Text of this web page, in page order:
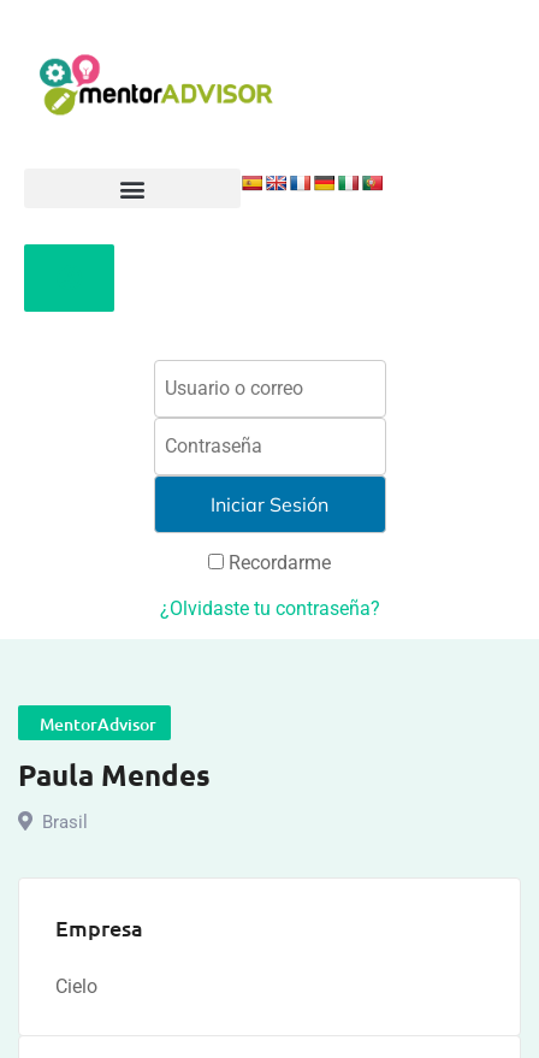
Recordarme
¿Olvidaste tu contraseña?
MentorAdvisor
Paula Mendes
Brasil
Empresa
Cielo